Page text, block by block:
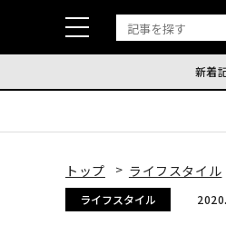
新着
トップ ライフスタイル
ライフスタイル